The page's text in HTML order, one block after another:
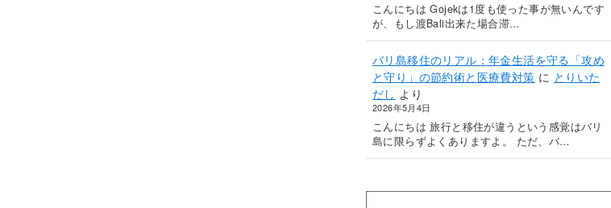
こんにちは Gojekは1度も使った事が無いんです
が、もし渡Bali出来た場合滞…
バリ島移住のリアル：年金生活を守る「攻め
と守り」の節約術と医療費対策 に とりいた
だし より
2026年5月4日
こんにちは 旅行と移住が違うという感覚はバリ
島に限らずよくありますよ。 ただ、バ…